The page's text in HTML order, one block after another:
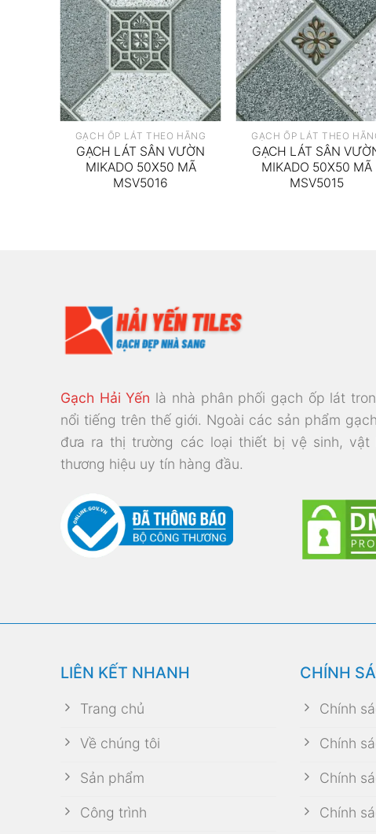
GẠCH ỐP LÁT THEO HÃNG
GẠCH LÁT SÂN VƯỜN
MIKADO 50X50 MÃ
MSV5016
GẠCH ỐP LÁT THEO
GẠCH LÁT SÂN
MIKADO 50X50 MÃ
MSV5015
Gạch Hải Yến là nhà phân phối gạch ốp lát
nổi tiếng trên thế giới. Ngoài các sản phẩm
đưa ra thị trường các loại thiết bị vệ sinh,
thương hiệu uy tín hàng đầu.
LIÊN KẾT NHANH
Trang chủ
Về chúng tôi
Sản phẩm
Công trình
CHÍNH
Chính
Chính
Chính
Chính